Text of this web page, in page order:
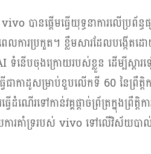
vivo បានផ្តើមធ្វើយុទ្ធនាការលើប្រព័
ការប្រកួត។ ខ្លឹមសារដែលបង្កើតដោ
ទំនើបចុងក្រោយរបស់ខ្លួន ដើម្បីស្តារ
ើជាកាដូសម្រាប់ខួបលើកទី 60នៃព្រឹត្
ណើរទៅកាន់វគ្គផ្តាច់ព្រ័ត្រក្នុងព្រឹត្តិ
រគាំទ្ររបស់ vivo ទៅលើវិស័យបា